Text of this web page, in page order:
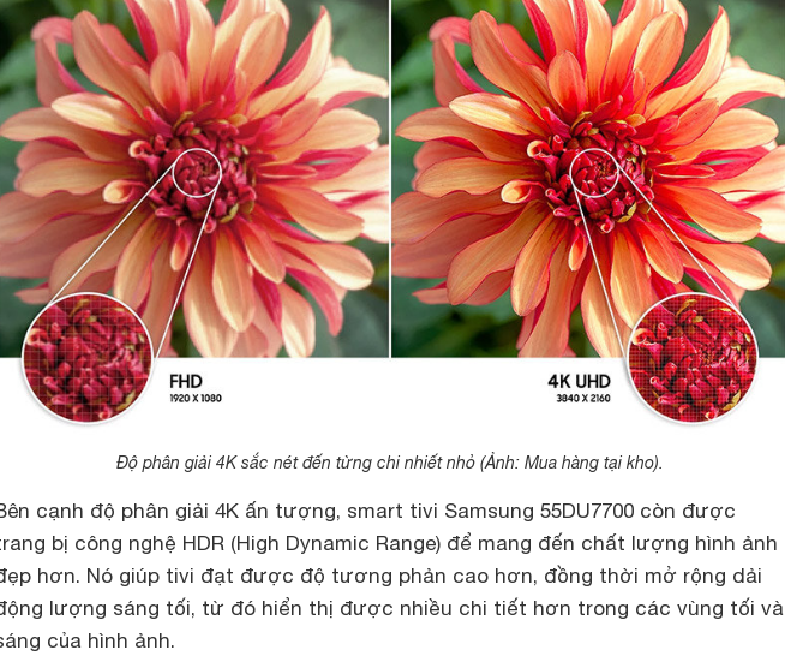
Độ phân giải 4K sắc nét đến từng chi nhiết nhỏ (Ảnh: Mua hàng tại kho).
cạnh độ phân giải 4K ấn tượng, smart tivi Samsung 55DU7700 còn được
bị công nghệ HDR (High Dynamic Range) để mang đến chất lượng hình ảnh
hơn. Nó giúp tivi đạt được độ tương phản cao hơn, đồng thời mở rộng dải
lượng sáng tối, từ đó hiển thị được nhiều chi tiết hơn trong các vùng tối và
của hình ảnh.